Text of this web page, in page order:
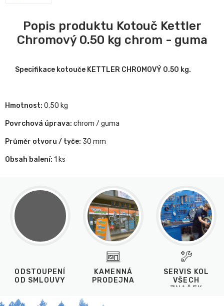
Popis produktu Kotouč Kettler
Chromový 0.50 kg chrom - guma
Specifikace kotouče KETTLER CHROMOVÝ 0.50 kg.
Hmotnost: 0,50 kg
Povrchová úprava: chrom / guma
Průměr otvoru / tyče: 30 mm
Obsah balení: 1 ks
ODSTOUPENÍ
OD SMLOUVY
KAMENNÁ
PRODEJNA
SERVIS KOL
VŠECH
ZNAČEK